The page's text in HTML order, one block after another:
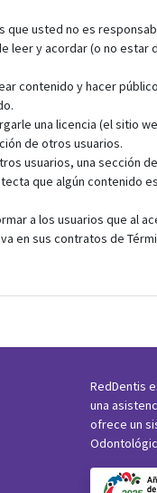
que usted no es
y acordar (o no estar
contenido y hacer
una licencia (el sitio
de otros usuarios.
usuarios, una sección
que algún contenido
a los usuarios que al
en sus contratos de
RedDentis
una
ofrece un